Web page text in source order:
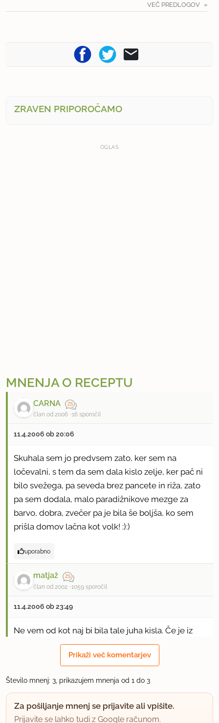
VEČ PREDLOGOV
ZRAVEN PRIPOROČAMO
OGLAS
MNENJA O RECEPTU
CARNA
član od 2006 16 sporočil
11.4.2006 ob 20:06
Skuhala sem jo predvsem zato, ker sem na
ločevalni, s tem da sem dala kislo zelje, ker pač ni
bilo svežega, pa seveda brez pancete in riža, zato
pa sem dodala, malo paradižnikove mezge za
barvo, dobra, zvečer pa je bila še boljša, ko sem
prišla domov lačna kot volk! :):)
uporabno
matjaž
član od 2002 1059 sporočil
11.4.2006 ob 23:49
Ne vem od kot naj bi bila tale juha kisla. Če je iz
svežega zelja? Ali samo od kisle smetane?
breskva
član od 2007 3074 sporočil
Prikaži več komentarjev
Število mnenj: 3, prikazujem mnenja od 1 do 3
Za pošiljanje mnenj se prijavite ali vpišite.
Prijavite se lahko tudi z Google računom.